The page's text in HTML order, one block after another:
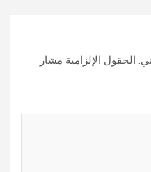
الحقول الإلزامية مشار